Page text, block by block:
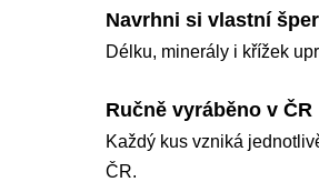
Navrhni si vlastní
Délku, minerály i křížek
Ručně vyráběno v ČR
Každý kus vzniká
ČR.